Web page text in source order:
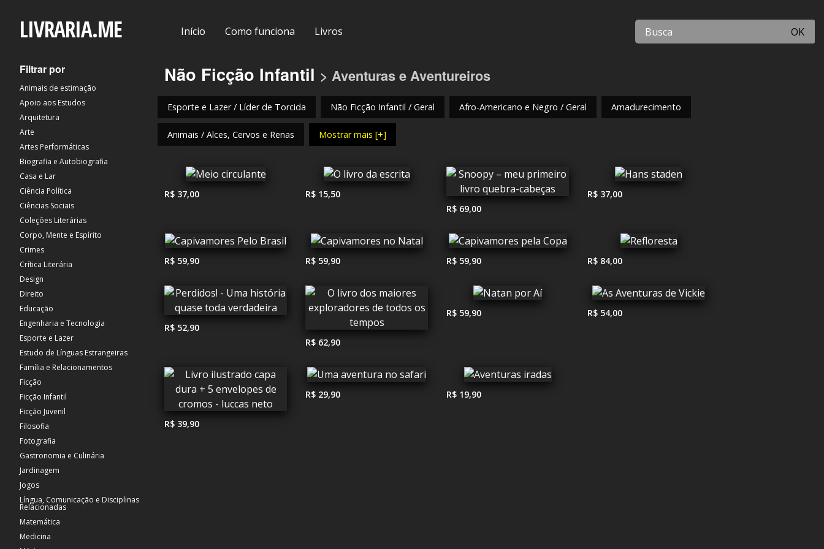
LIVRARIA.ME Início Como funciona Livros OK
Filtrar por
Animais de estimação
Apoio aos Estudos
Arquitetura
Arte
Artes Performáticas
Biografia e Autobiografia
Casa e Lar
Ciência Política
Ciências Sociais
Coleções Literárias
Corpo, Mente e Espírito
Crimes
Crítica Literária
Design
Direito
Educação
Engenharia e Tecnologia
Esporte e Lazer
Estudo de Línguas Estrangeiras
Família e Relacionamentos
Ficção
Ficção Infantil
Ficção Juvenil
Filosofia
Fotografia
Gastronomia e Culinária
Jardinagem
Jogos
Língua, Comunicação e Disciplinas
Relacionadas
Matemática
Medicina
Não Ficção Infantil > Aventuras e Aventureiros
Esporte e Lazer / Líder de Torcida Não Ficção Infantil / Geral Afro-Americano e Negro / Geral Amadurecimento
Animais / Alces, Cervos e Renas Mostrar mais [+]
R$ 37,00
R$ 15,50
R$ 69,00
R$ 37,00
R$ 59,90 R$ 59,90 R$ 59,90 R$ 84,00
R$ 52,90
R$ 62,90
R$ 59,90 R$ 54,00
R$ 39,90
R$ 29,90 R$ 19,90